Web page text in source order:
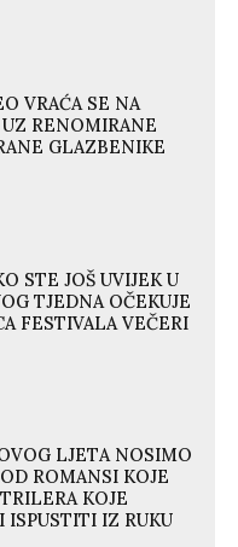
VRAĆA SE NA
RENOMIRANE
GLAZBENIKE
STE JOŠ UVIJEK U
TJEDNA OČEKUJE
FESTIVALA VEČERI
LJETA NOSIMO
ROMANSI KOJE
KOJE
ISPUSTITI IZ RUKU